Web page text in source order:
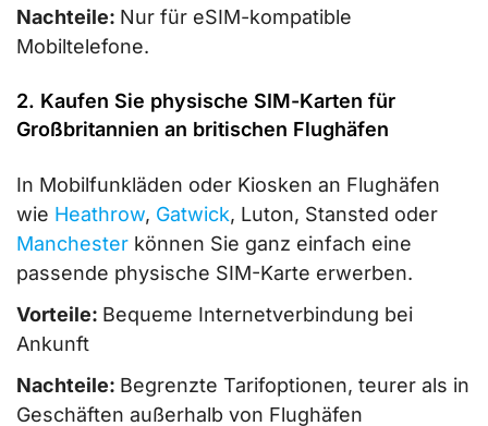
Nachteile: Nur für eSIM-kompatible
Mobiltelefone.
2. Kaufen Sie physische SIM-Karten für
Großbritannien an britischen Flughäfen
In Mobilfunkläden oder Kiosken an Flughäfen
wie Heathrow, Gatwick, Luton, Stansted oder
Manchester können Sie ganz einfach eine
passende physische SIM-Karte erwerben.
Vorteile: Bequeme Internetverbindung bei
Ankunft
Nachteile: Begrenzte Tarifoptionen, teurer als in
Geschäften außerhalb von Flughäfen